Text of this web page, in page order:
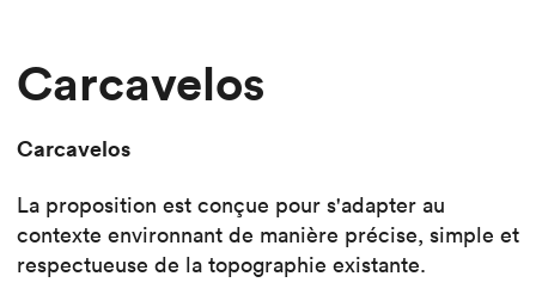
Carcavelos
Carcavelos
La proposition est conçue pour s'adapter au
contexte environnant de manière précise, simple et
respectueuse de la topographie existante.